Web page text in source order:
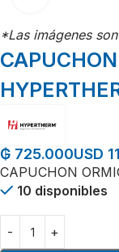
*Las imágenes
₲ 725.000USD
CAPUCHON
10 disponibles